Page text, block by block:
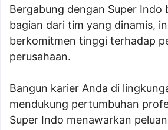
Bergabung dengan Super Indo
bagian dari tim yang dinamis,
berkomitmen tinggi terhadap
perusahaan.
Bangun karier Anda di
mendukung pertumbuhan
Super Indo menawarkan